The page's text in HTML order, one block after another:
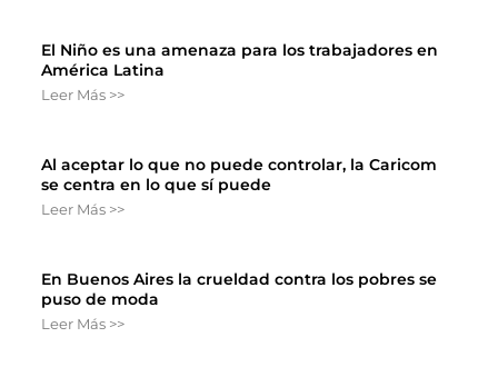
El Niño es una amenaza para los trabajadores en
América Latina
Leer Más >>
Al aceptar lo que no puede controlar, la Caricom
se centra en lo que sí puede
Leer Más >>
En Buenos Aires la crueldad contra los pobres se
puso de moda
Leer Más >>